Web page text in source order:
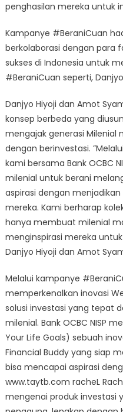
penghasilan mereka untuk
Kampanye #BeraniCuan
berkolaborasi dengan para
sukses di Indonesia untuk
#BeraniCuan seperti,
Danjyo Hiyoji dan Amot
konsep berbeda yang
mengajak generasi
dengan berinvestasi.
kami bersama Bank OCBC
milenial untuk berani
aspirasi dengan
mereka. Kami berharap
hanya membuat milenial
menginspirasi mereka
Danjyo Hiyoji dan Amot
Melalui kampanye
memperkenalkan inovasi
solusi investasi yang tepat
milenial. Bank OCBC NISP
Your Life Goals) sebuah
Financial Buddy yang siap
bisa mencapai aspirasi
www.taytb.com racheL
mengenai produk investasi